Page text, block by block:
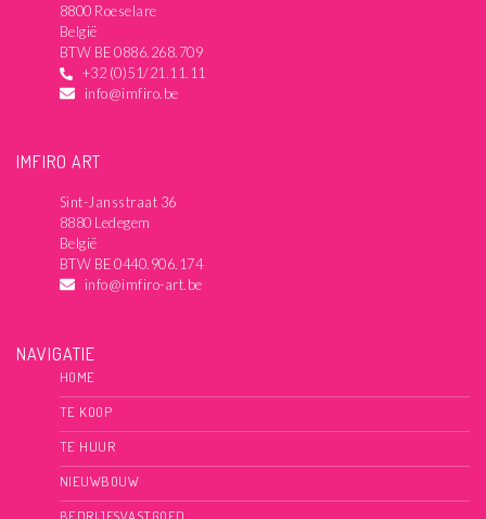
8800 Roeselare
België
BTW BE 0886.268.709
+32 (0)51/21.11.11
info@imfiro.be
IMFIRO ART
Sint-Jansstraat 36
8880 Ledegem
België
BTW BE 0440.906.174
info@imfiro-art.be
NAVIGATIE
HOME
TE KOOP
TE HUUR
NIEUWBOUW